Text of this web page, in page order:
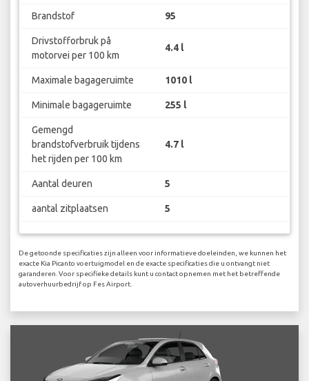
Brandstof 95
Drivstofforbruk på
motorvei per 100 km
4.4 l
Maximale bagageruimte 1010 l
Minimale bagageruimte 255 l
Gemengd
brandstofverbruik tijdens
het rijden per 100 km
4.7 l
Aantal deuren 5
aantal zitplaatsen 5
De getoonde specificaties zijn alleen voor informatieve doeleinden, we kunnen het
exacte Kia Picanto voertuigmodel en de exacte specificaties die u ontvangt niet
garanderen. Voor specifieke details kunt u contact opnemen met het betreffende
autoverhuurbedrijf op Fes Airport.